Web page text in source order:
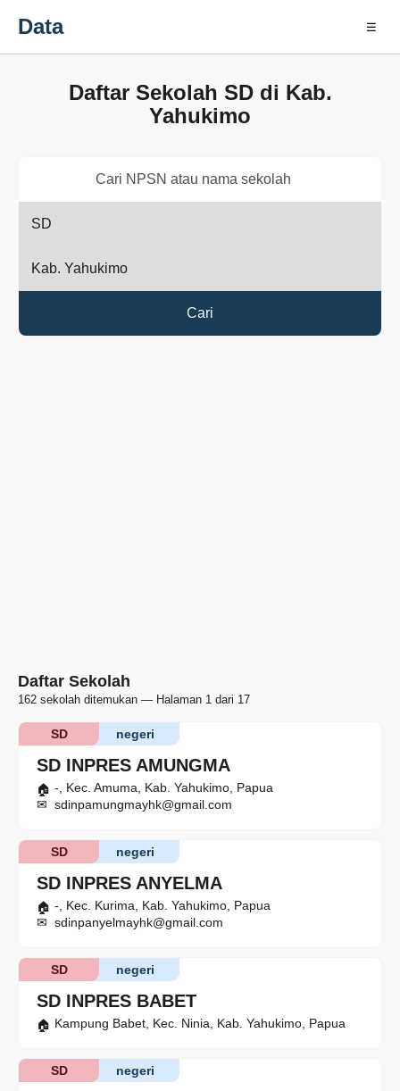
Data ☰
Daftar Sekolah SD di Kab.
Yahukimo
Cari
Daftar Sekolah
162 sekolah ditemukan — Halaman 1 dari 17
SD INPRES AMUNGMA
negeri
SD
-, Kec. Amuma, Kab. Yahukimo, Papua
sdinpamungmayhk@gmail.com
SD INPRES ANYELMA
negeri
SD
-, Kec. Kurima, Kab. Yahukimo, Papua
sdinpanyelmayhk@gmail.com
SD INPRES BABET
negeri
SD
Kampung Babet, Kec. Ninia, Kab. Yahukimo, Papua
negeri
SD